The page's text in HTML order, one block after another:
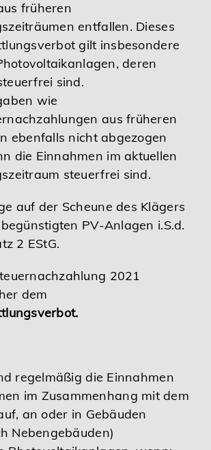
früheren
entfallen. Dieses
gilt insbesondere
deren
sind.
wie
aus früheren
ebenfalls nicht abgezogen
die Einnahmen im aktuellen
steuerfrei sind.
auf der Scheune des Klägers
PV-Anlagen i.S.d.
2 EStG.
2021
dem
regelmäßig die Einnahmen
im Zusammenhang mit dem
an oder in Gebäuden
Nebengebäuden)